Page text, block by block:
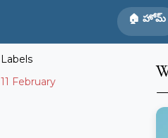
🏠 హోమ్
Labels
11 February